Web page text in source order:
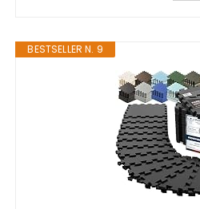
BESTSELLER N. 9